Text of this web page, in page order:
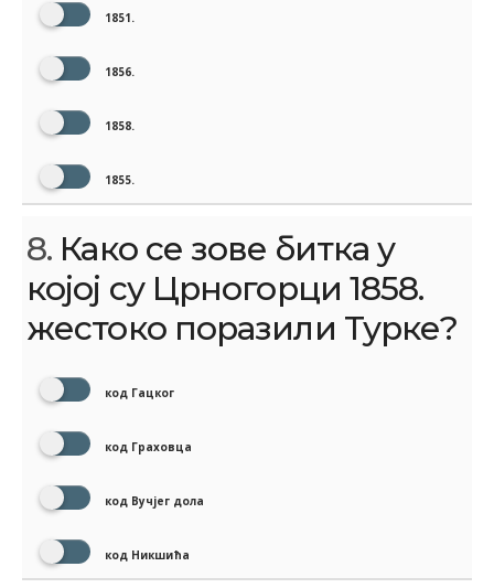
1851.
1856.
1858.
1855.
8. Како се зове битка у
којој су Црногорци 1858.
жестоко поразили Турке?
код Гацког
код Граховца
код Вучјег дола
код Никшића